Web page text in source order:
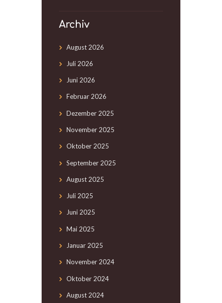
Archiv
August 2026
Juli 2026
Juni 2026
Februar 2026
Dezember 2025
November 2025
Oktober 2025
September 2025
August 2025
Juli 2025
Juni 2025
Mai 2025
Januar 2025
November 2024
Oktober 2024
August 2024